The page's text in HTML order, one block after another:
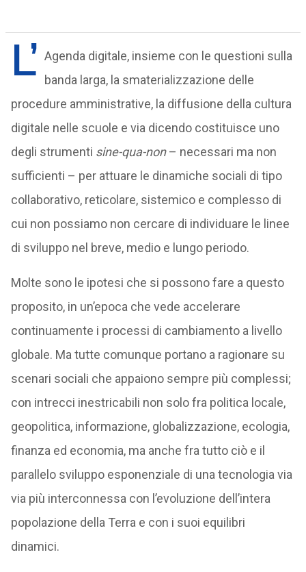
L’ Agenda digitale, insieme con le questioni sulla
banda larga, la smaterializzazione delle
procedure amministrative, la diffusione della cultura
digitale nelle scuole e via dicendo costituisce uno
degli strumenti sine-qua-non– necessari ma non
sufficienti – per attuare le dinamiche sociali di tipo
collaborativo, reticolare, sistemico e complesso di
cui non possiamo non cercare di individuare le linee
di sviluppo nel breve, medio e lungo periodo.
Molte sono le ipotesi che si possono fare a questo
proposito, in un’epoca che vede accelerare
continuamente i processi di cambiamento a livello
globale. Ma tutte comunque portano a ragionare su
scenari sociali che appaiono sempre più complessi;
con intrecci inestricabili non solo fra politica locale,
geopolitica, informazione, globalizzazione, ecologia,
finanza ed economia, ma anche fra tutto ciò e il
parallelo sviluppo esponenziale di una tecnologia via
via più interconnessa con l’evoluzione dell’intera
popolazione della Terra e con i suoi equilibri
dinamici.